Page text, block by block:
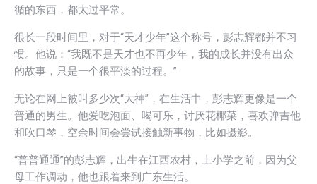
循的东西，都太过平常。
很长一段时间里，对于“天才少年”这个称号，彭志辉都并不习
惯。他说：“我既不是天才也不再少年，我的成长并没有出众
的故事，只是一个很平淡的过程。”
无论在网上被叫多少次“大神”，在生活中，彭志辉更像是一个
普通的男生。他爱吃泡面、喝可乐，讨厌花椰菜，喜欢弹吉他
和吹口琴，空余时间会尝试接触新事物，比如摄影。
“普普通通”的彭志辉，出生在江西农村，上小学之前，因为父
母工作调动，他也跟着来到广东生活。